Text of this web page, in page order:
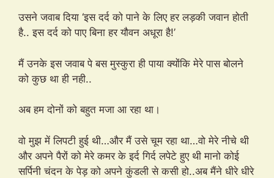
उसने जवाब दिया ‘इस दर्द को पाने के लिए हर लड़की जवान होती
है.. इस दर्द को पाए बिना हर यौवन अधूरा है!’
मैं उनके इस जवाब पे बस मुस्कुरा ही पाया क्योंकि मेरे पास बोलने
को कुछ था ही नही..
अब हम दोनों को बहुत मजा आ रहा था।
वो मुझ में लिपटी हुई थी…और मैं उसे चूम रहा था…वो मेरे नीचे थी
और अपने पैरों को मेरे कमर के इर्द गिर्द लपेटे हुए थी मानो कोई
सर्पिनी चंदन के पेड़ को अपने कुंडली से कसी हो..अब मैंने धीरे धीरे